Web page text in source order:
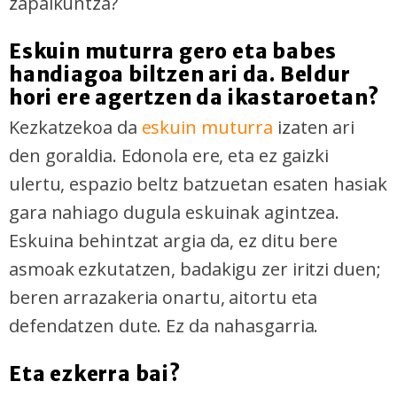
Eskuin muturra gero eta babes
handiagoa biltzen ari da. Beldur
hori ere agertzen da ikastaroetan?
Kezkatzekoa da eskuin muturra izaten ari
den goraldia. Edonola ere, eta ez gaizki
ulertu, espazio beltz batzuetan esaten hasiak
gara nahiago dugula eskuinak agintzea.
Eskuina behintzat argia da, ez ditu bere
asmoak ezkutatzen, badakigu zer iritzi duen;
beren arrazakeria onartu, aitortu eta
defendatzen dute. Ez da nahasgarria.
Eta ezkerra bai?